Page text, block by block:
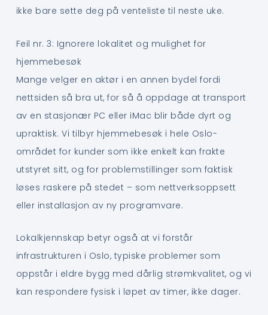
ikke bare sette deg på venteliste til neste uke.
Feil nr. 3: Ignorere lokalitet og mulighet for
hjemmebesøk
Mange velger en aktør i en annen bydel fordi
nettsiden så bra ut, for så å oppdage at transport
av en stasjonær PC eller iMac blir både dyrt og
upraktisk. Vi tilbyr hjemmebesøk i hele Oslo-
området for kunder som ikke enkelt kan frakte
utstyret sitt, og for problemstillinger som faktisk
løses raskere på stedet – som nettverksoppsett
eller installasjon av ny programvare.
Lokalkjennskap betyr også at vi forstår
infrastrukturen i Oslo, typiske problemer som
oppstår i eldre bygg med dårlig strømkvalitet, og vi
kan respondere fysisk i løpet av timer, ikke dager.